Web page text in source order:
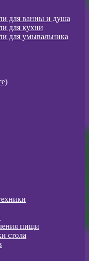
для ванны и душа
для кухни
для умывальника
пищи
стола